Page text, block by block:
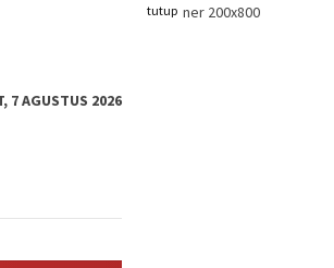
tutup
7 AGUSTUS 2026